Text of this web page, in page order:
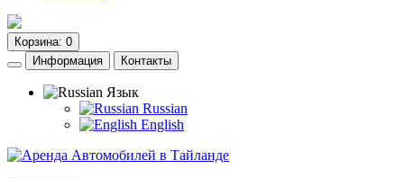
Корзина: 0
Информация
Контакты
Язык
Russian
English